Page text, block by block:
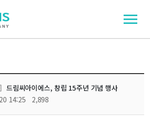
드림씨아이에스, 창립 15주년 기념 행사
14:25 2,898